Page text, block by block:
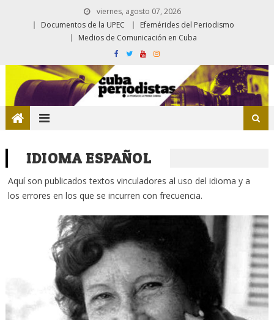
viernes, agosto 07, 2026
Documentos de la UPEC
Efemérides del Periodismo
Medios de Comunicación en Cuba
IDIOMA ESPAÑOL
Aquí son publicados textos vinculadores al uso del idioma y a
los errores en los que se incurren con frecuencia.